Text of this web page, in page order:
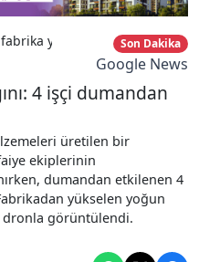
yangını: 4 işçiSon Dakika
Google News
4 işçi dumandan
üretilen bir
ekiplerinin
dumandan etkilenen 4
yükselen yoğun
görüntülendi.